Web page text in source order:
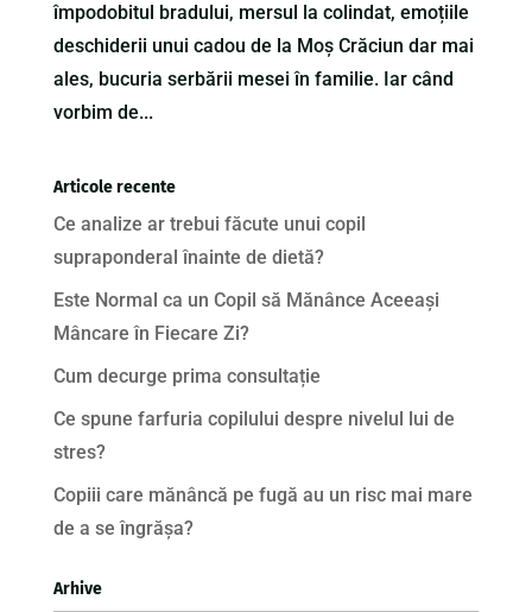
împodobitul bradului, mersul la colindat, emoțiile
deschiderii unui cadou de la Moș Crăciun dar mai
ales, bucuria serbării mesei în familie. Iar când
vorbim de...
Articole recente
Ce analize ar trebui făcute unui copil
supraponderal înainte de dietă?
Este Normal ca un Copil să Mănânce Aceeași
Mâncare în Fiecare Zi?
Cum decurge prima consultație
Ce spune farfuria copilului despre nivelul lui de
stres?
Copiii care mănâncă pe fugă au un risc mai mare
de a se îngrășa?
Arhive